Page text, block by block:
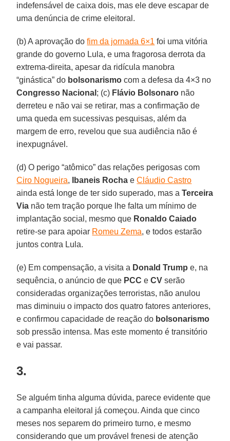
indefensável de caixa dois, mas ele deve escapar de
uma denúncia de crime eleitoral.
(b) A aprovação dofim da jornada 6×1 foi uma vitória
grande do governo Lula, e uma fragorosa derrota da
extrema-direita, apesar da ridícula manobra
“ginástica” do bolsonarismo com a defesa da 4×3 no
Congresso Nacional ; (c) Flávio Bolsonaro não
derreteu e não vai se retirar, mas a confirmação de
uma queda em sucessivas pesquisas, além da
margem de erro, revelou que sua audiência não é
inexpugnável.
(d) O perigo “atômico” das relações perigosas com
Ciro Nogueira, Ibaneis Rocha eCláudio Castro
ainda está longe de ter sido superado, mas aTerceira
Via não tem tração porque lhe falta um mínimo de
implantação social, mesmo que Ronaldo Caiado
retire-se para apoiar Romeu Zema, e todos estarão
juntos contra Lula.
(e) Em compensação, a visita a Donald Trump e, na
sequência, o anúncio de que PCC eCV serão
consideradas organizações terroristas, não anulou
mas diminuiu o impacto dos quatro fatores anteriores,
e confirmou capacidade de reação do bolsonarismo
sob pressão intensa. Mas este momento é transitório
e vai passar.
3.
Se alguém tinha alguma dúvida, parece evidente que
a campanha eleitoral já começou. Ainda que cinco
meses nos separem do primeiro turno, e mesmo
considerando que um provável frenesi de atenção